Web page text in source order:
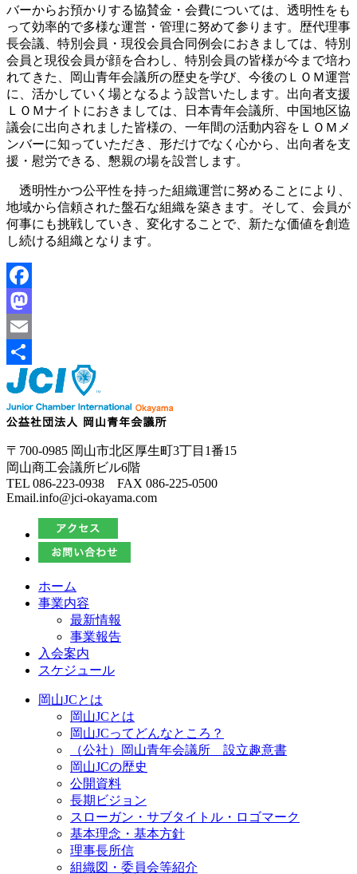
バーからお預かりする協賛金・会費については、透明性をも
って効率的で多様な運営・管理に努めて参ります。歴代理事
長会議、特別会員・現役会員合同例会におきましては、特別
会員と現役会員が顔を合わし、特別会員の皆様が今まで培わ
れてきた、岡山青年会議所の歴史を学び、今後のＬＯＭ運営
に、活かしていく場となるよう設営いたします。出向者支援
ＬＯＭナイトにおきましては、日本青年会議所、中国地区協
議会に出向されました皆様の、一年間の活動内容をＬＯＭメ
ンバーに知っていただき、形だけでなく心から、出向者を支
援・慰労できる、懇親の場を設営します。
透明性かつ公平性を持った組織運営に努めることにより、
地域から信頼された盤石な組織を築きます。そして、会員が
何事にも挑戦していき、変化することで、新たな価値を創造
し続ける組織となります。
Facebook
Mastodon
Email
共
有
〒700-0985 岡山市北区厚生町3丁目1番15
岡山商工会議所ビル6階
TEL 086-223-0938 FAX 086-225-0500
Email.info@jci-okayama.com
ホーム
事業内容
最新情報
事業報告
入会案内
スケジュール
岡山JCとは
岡山JCとは
岡山JCってどんなところ？
（公社）岡山青年会議所 設立趣意書
岡山JCの歴史
公開資料
長期ビジョン
スローガン・サブタイトル・ロゴマーク
基本理念・基本方針
理事長所信
組織図・委員会等紹介